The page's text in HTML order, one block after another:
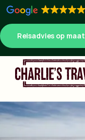
Reisadvies op maat